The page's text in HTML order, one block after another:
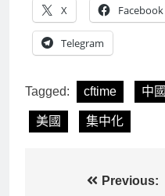
X Facebook
Telegram
Tagged: cftime 中國
美國 集中化
Previous: